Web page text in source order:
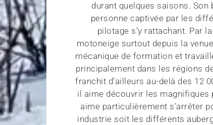
durant quelques saisons.
personne captivée par les
pilotage s’y rattachant. Par
motoneige surtout depuis la
mécanique de formation et
principalement dans les régions
franchit d’ailleurs au-delà des 12
il aime découvrir les magnifiques
aime particulièrement s’arrêter
industrie soit les différents